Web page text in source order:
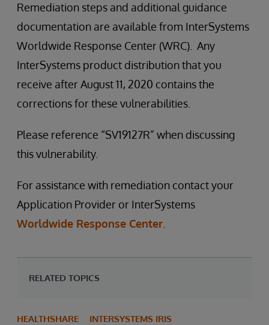
Remediation steps and additional guidance
documentation are available from InterSystems
Worldwide Response Center (WRC). Any
InterSystems product distribution that you
receive after August 11, 2020 contains the
corrections for these vulnerabilities.
Please reference “SV19127R” when discussing
this vulnerability.
For assistance with remediation contact your
Application Provider or InterSystems
Worldwide Response Center
RELATED TOPICS
HEALTHSHARE INTERSYSTEMS IRIS